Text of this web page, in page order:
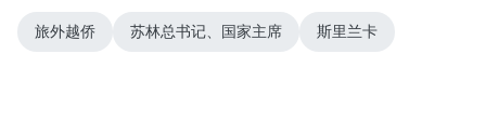
旅外越侨 苏林总书记、国家主席 斯里兰卡